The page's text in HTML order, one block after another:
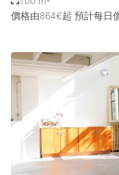
價格由864€起 預計每日